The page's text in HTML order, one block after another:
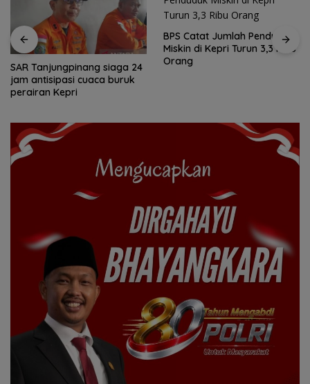
BPS Catat Jumlah Penduduk
Miskin di Kepri Turun 3,3 Ribu
Orang
Ketegangan di Meja Makan: